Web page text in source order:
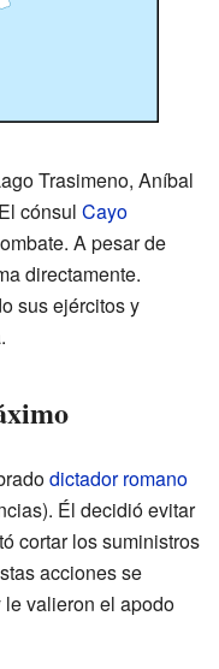
Trasimeno, Aníbal
cónsul Cayo
A pesar de
directamente.
sus ejércitos y
dictador romano
Él decidió evitar
cortar los suministros
acciones se
valieron el apodo